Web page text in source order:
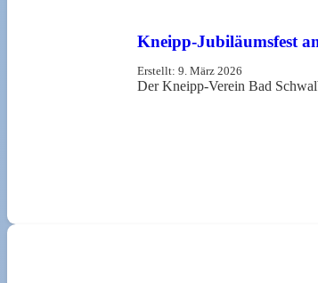
Kneipp-Jubiläumsfest
Erstellt:9. März 2026
Der Kneipp-Verein Bad